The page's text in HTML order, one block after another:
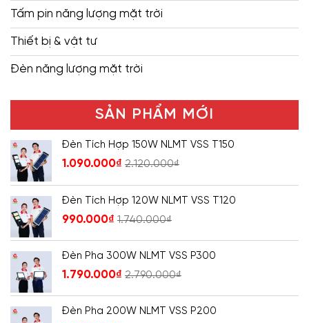
Tấm pin năng lượng mặt trời
Thiết bị & vật tư
Đèn năng lượng mặt trời
SẢN PHẨM MỚI
Đèn Tích Hợp 150W NLMT VSS T150
1.090.000₫ 2.120.000₫
Đèn Tích Hợp 120W NLMT VSS T120
990.000₫ 1.740.000₫
Đèn Pha 300W NLMT VSS P300
1.790.000₫ 2.790.000₫
Đèn Pha 200W NLMT VSS P200